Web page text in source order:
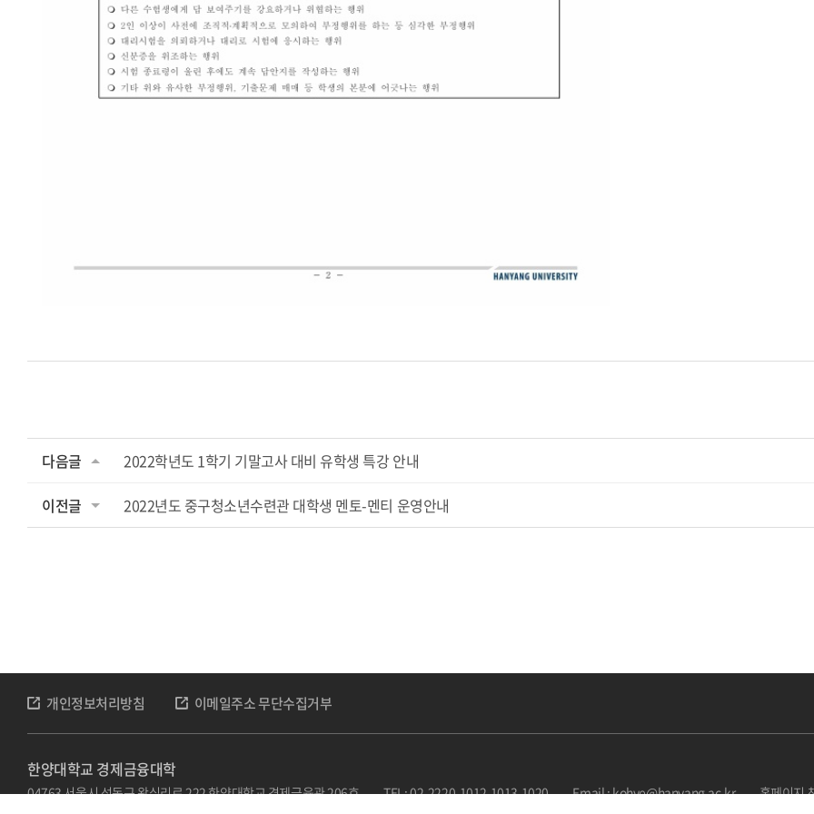
다음글 2022학년도 1학기 기말고사 대비 유학생 특강 안내
이전글 2022년도 중구청소년수련관 대학생 멘토-멘티 운영안내
개인정보처리방침 이메일주소 무단수집거부
한양대학교 경제금융대학
04763 서울시 성동구 왕십리로 222 한양대학교 경제금융관 206호 TEL: 02-2220-1012,1013,1020 Email : kohye@hanyang.ac.kr
홈페이지